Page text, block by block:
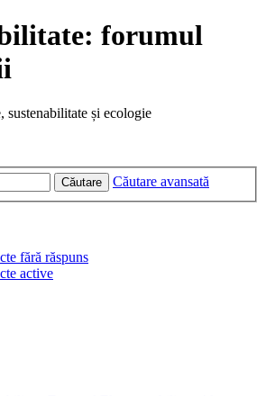
forumul
sustenabilitate și ecologie
Căutare Căutare avansată
fără răspuns
active